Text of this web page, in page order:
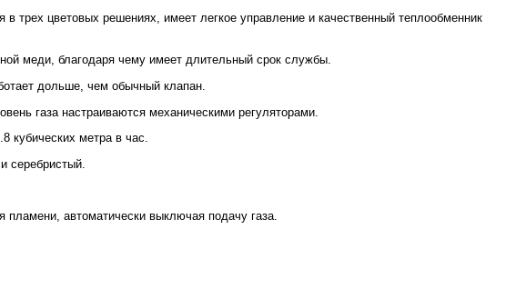
трех цветовых решениях, имеет легкое управление и качественный теплообменник
меди, благодаря чему имеет длительный срок службы.
дольше, чем обычный клапан.
газа настраиваются механическими регуляторами.
кубических метра в час.
серебристый.
пламени, автоматически выключая подачу газа.